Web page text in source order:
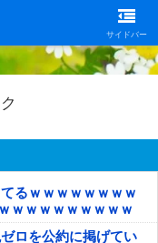
サイドバー
るｗｗｗｗｗｗｗｗ
ｗｗｗｗｗｗｗｗｗ
ロを公約に掲げてい